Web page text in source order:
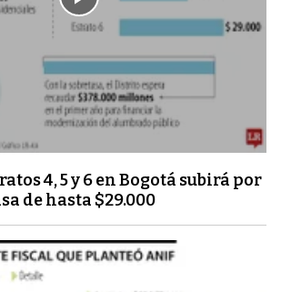
4, 5 y 6 en Bogotá subirá por
de hasta $29.000